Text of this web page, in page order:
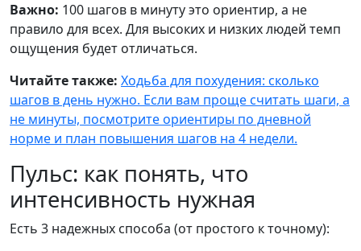
Важно: 100 шагов в минуту это ориентир, а не
правило для всех. Для высоких и низких людей темп
ощущения будет отличаться.
Читайте также: Ходьба для похудения: сколько
шагов в день нужно. Если вам проще считать шаги, а
не минуты, посмотрите ориентиры по дневной
норме и план повышения шагов на 4 недели.
Пульс: как понять, что
интенсивность нужная
Есть 3 надежных способа (от простого к точному):